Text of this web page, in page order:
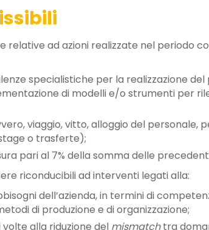
relative ad azioni realizzate nel periodo
specialistiche per la realizzazione
di modelli e/o strumenti per
viaggio, vitto, alloggio del personale,
o trasferte);
pari al 7% della somma delle
riconducibili ad interventi legati alla:
dell’azienda, in termini di
di produzione e di organizzazione;
alla riduzione del mismatchtra